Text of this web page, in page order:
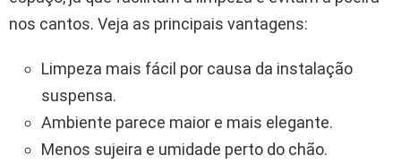
nos cantos. Veja as principais vantagens:
Limpeza mais fácil por causa da instalação
suspensa.
Ambiente parece maior e mais elegante.
Menos sujeira e umidade perto do chão.